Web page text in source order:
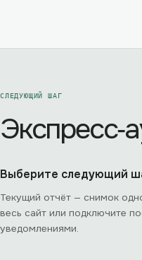
СЛЕДУЮЩИЙ ШАГ
Выберите следующий
Текущий отчёт — снимок
весь сайт или подключите
уведомлениями.